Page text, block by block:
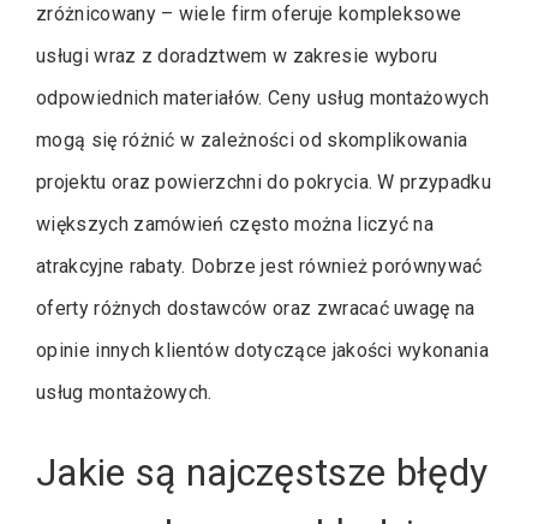
zróżnicowany – wiele firm oferuje kompleksowe
usługi wraz z doradztwem w zakresie wyboru
odpowiednich materiałów. Ceny usług montażowych
mogą się różnić w zależności od skomplikowania
projektu oraz powierzchni do pokrycia. W przypadku
większych zamówień często można liczyć na
atrakcyjne rabaty. Dobrze jest również porównywać
oferty różnych dostawców oraz zwracać uwagę na
opinie innych klientów dotyczące jakości wykonania
usług montażowych.
Jakie są najczęstsze błędy